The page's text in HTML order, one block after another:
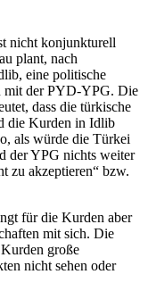
nicht konjunkturell
plant, nach
eine politische
mit der PYD-YPG. Die
dass die türkische
die Kurden in Idlib
als würde die Türkei
der YPG nichts weiter
zu akzeptieren“ bzw.
für die Kurden aber
mit sich. Die
große
nicht sehen oder